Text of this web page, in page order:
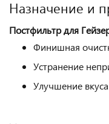
Назначение и
Постфильтр для
Финишная
Устранение
Улучшение